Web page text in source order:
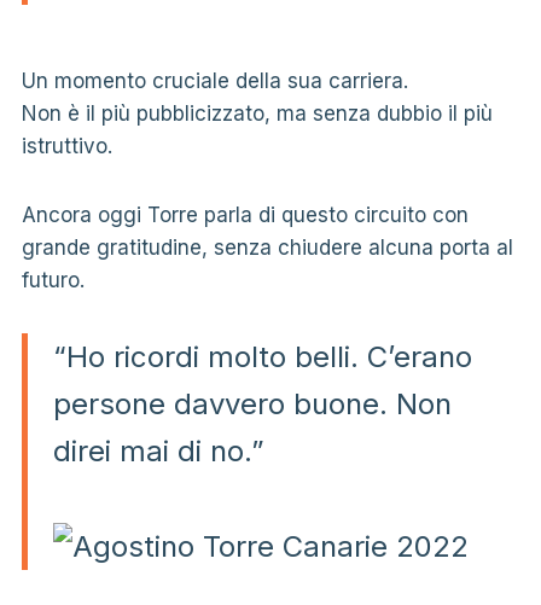
Un momento cruciale della sua carriera.
Non è il più pubblicizzato, ma senza dubbio il più
istruttivo.
Ancora oggi Torre parla di questo circuito con
grande gratitudine, senza chiudere alcuna porta al
futuro.
“Ho ricordi molto belli. C’erano
persone davvero buone. Non
direi mai di no.”